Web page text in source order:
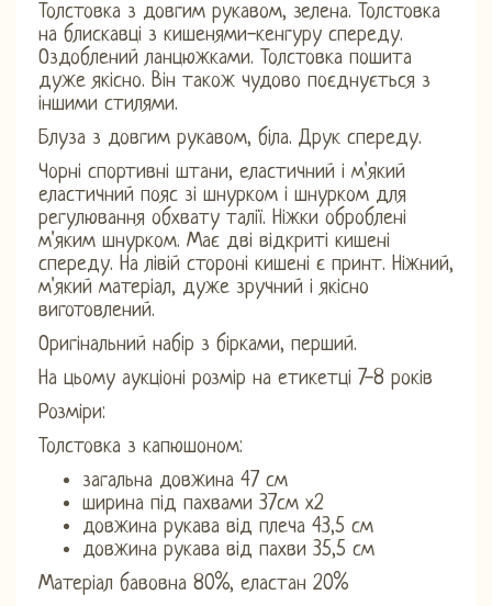
Толстовка з довгим рукавом, зелена. Толстовка
на блискавці з кишенями-кенгуру спереду.
Оздоблений ланцюжками. Толстовка пошита
дуже якісно. Він також чудово поєднується з
іншими стилями.
Блуза з довгим рукавом, біла. Друк спереду.
Чорні спортивні штани, еластичний і м'який
еластичний пояс зі шнурком і шнурком для
регулювання обхвату талії. Ніжки оброблені
м'яким шнурком. Має дві відкриті кишені
спереду. На лівій стороні кишені є принт. Ніжний,
м'який матеріал, дуже зручний і якісно
виготовлений.
Оригінальний набір з бірками, перший.
На цьому аукціоні розмір на етикетці 7-8 років
Розміри:
Толстовка з капюшоном:
загальна довжина 47 см
ширина під пахвами 37см х2
довжина рукава від плеча 43,5 см
довжина рукава від пахви 35,5 см
Матеріал бавовна 80%, еластан 20%